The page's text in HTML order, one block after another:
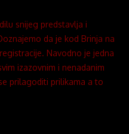
snijeg predstavlja i
da je kod Brinja na
Navodno je jedna
izazovnim i nenadanim
prilagoditi prilikama a to